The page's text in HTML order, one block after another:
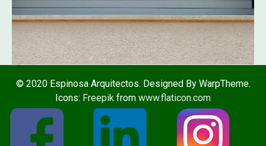
© 2020 Espinosa Arquitectos. Designed By WarpTheme.
Icons: Freepik from www.flaticon.com